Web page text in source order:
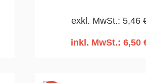
exkl. MwSt.: 5,46
inkl. MwSt.: 6,50